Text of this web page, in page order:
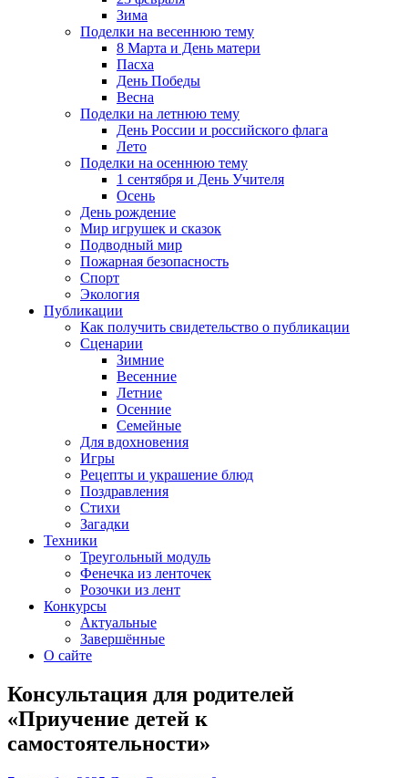
Зима
Поделки на весеннюю тему
8 Марта и День матери
Пасха
День Победы
Весна
Поделки на летнюю тему
День России и российского флага
Лето
Поделки на осеннюю тему
1 сентября и День Учителя
Осень
День рождение
Мир игрушек и сказок
Подводный мир
Пожарная безопасность
Спорт
Экология
Публикации
Как получить свидетельство о публикации
Сценарии
Зимние
Весенние
Летние
Осенние
Семейные
Для вдохновения
Игры
Рецепты и украшение блюд
Поздравления
Стихи
Загадки
Техники
Треугольный модуль
Фенечка из ленточек
Розочки из лент
Конкурсы
Актуальные
Завершённые
О сайте
Консультация для родителей
«Приучение детей к
самостоятельности»